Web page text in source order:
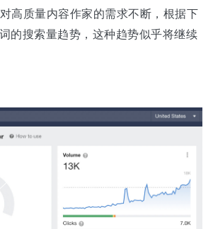
高质量内容作家的需求不断，根据下
的搜索量趋势，这种趋势似乎将继续